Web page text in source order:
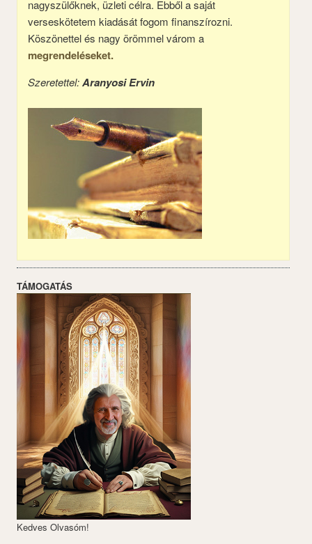
nagyszülőknek, üzleti célra. Ebből a saját
verseskötetem kiadását fogom finanszírozni.
Köszönettel és nagy örömmel várom a
megrendeléseket.
Szeretettel:Aranyosi Ervin
TÁMOGATÁS
Kedves Olvasóm!